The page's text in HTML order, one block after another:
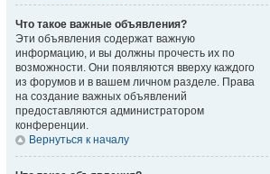
Что такое важные объявления?
Эти объявления содержат важную
информацию, и вы должны прочесть их по
возможности. Они появляются вверху каждого
из форумов и в вашем личном разделе. Права
на создание важных объявлений
предоставляются администратором
конференции.
Вернуться к началу